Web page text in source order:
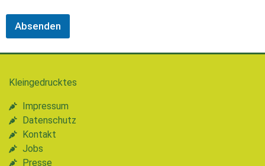
Absenden
Kleingedrucktes
Impressum
Datenschutz
Kontakt
Jobs
Presse